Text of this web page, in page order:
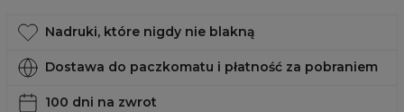
Nadruki, które nigdy nie blakną
Dostawa do paczkomatu i płatność za pobraniem
100 dni na zwrot